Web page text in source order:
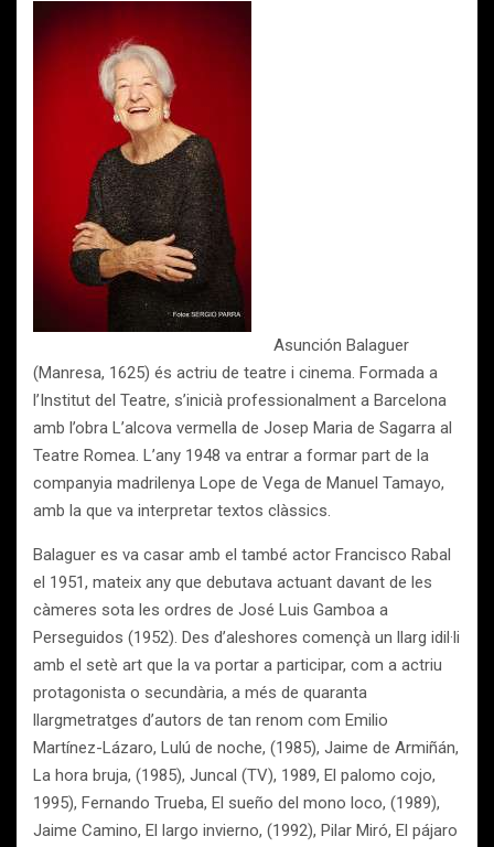
Asunción Balaguer
(Manresa, 1625) és actriu de teatre i cinema. Formada a
l’Institut del Teatre, s’inicià professionalment a Barcelona
amb l’obra L’alcova vermella de Josep Maria de Sagarra al
Teatre Romea. L’any 1948 va entrar a formar part de la
companyia madrilenya Lope de Vega de Manuel Tamayo,
amb la que va interpretar textos clàssics.
Balaguer es va casar amb el també actor Francisco Rabal
el 1951, mateix any que debutava actuant davant de les
càmeres sota les ordres de José Luis Gamboa a
Perseguidos (1952). Des d’aleshores començà un llarg idil·li
amb el setè art que la va portar a participar, com a actriu
protagonista o secundària, a més de quaranta
llargmetratges d’autors de tan renom com Emilio
Martínez-Lázaro, Lulú de noche, (1985), Jaime de Armiñán,
La hora bruja, (1985), Juncal (TV), 1989, El palomo cojo,
1995), Fernando Trueba, El sueño del mono loco, (1989),
Jaime Camino, El largo invierno, (1992), Pilar Miró, El pájaro